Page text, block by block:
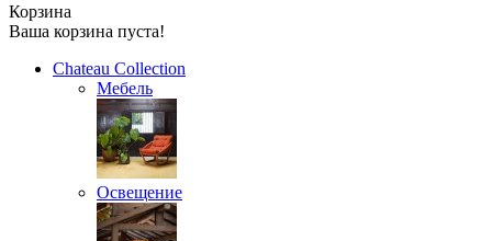
Корзина
Ваша корзина пуста!
Chateau Collection
Мебель
Освещение